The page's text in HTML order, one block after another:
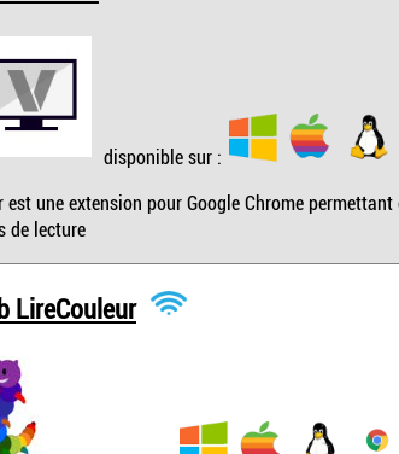
disponible sur :
est une extension pour Google Chrome
de lecture
LireCouleur